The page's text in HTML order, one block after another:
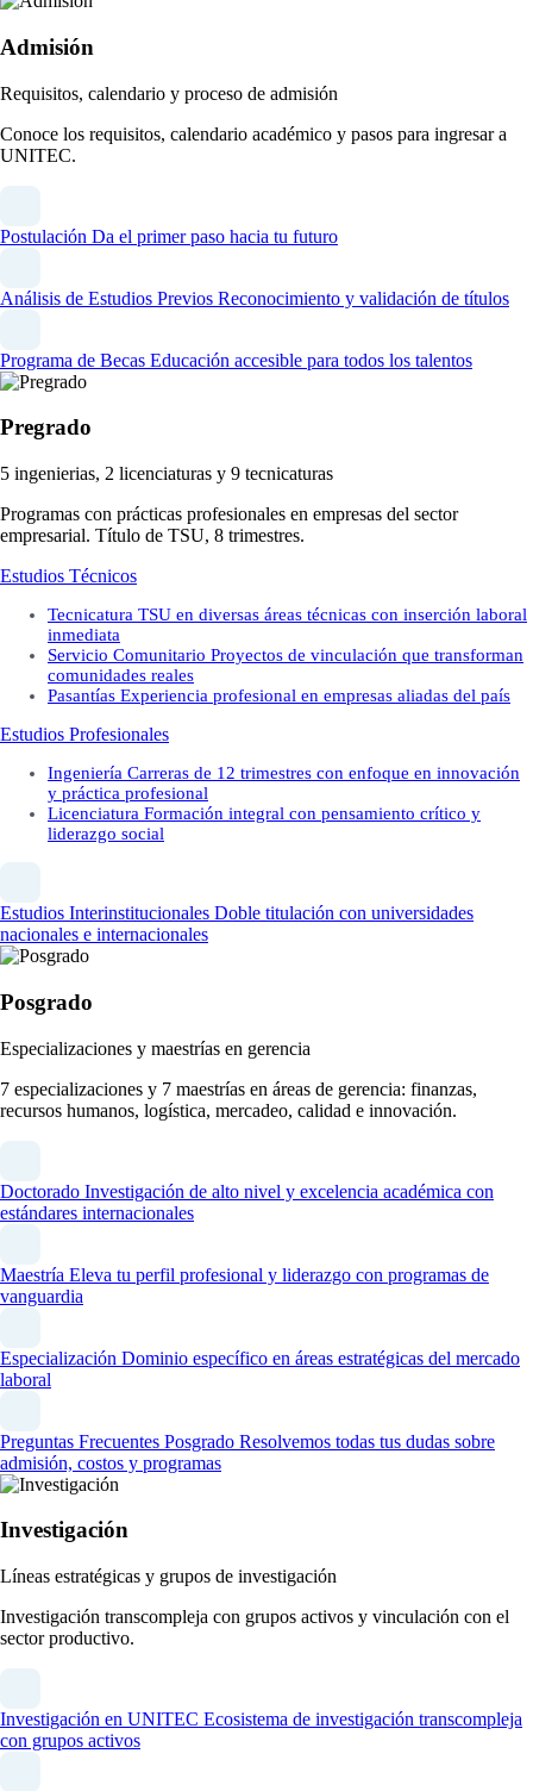
Admisión
Requisitos, calendario y proceso de admisión
Conoce los requisitos, calendario académico y pasos para ingresar a
UNITEC.
Postulación Da el primer paso hacia tu futuro
Análisis de Estudios Previos Reconocimiento y validación de títulos
Programa de Becas Educación accesible para todos los talentos
Pregrado
5 ingenierias, 2 licenciaturas y 9 tecnicaturas
Programas con prácticas profesionales en empresas del sector
empresarial. Título de TSU, 8 trimestres.
Estudios Técnicos
Tecnicatura TSU en diversas áreas técnicas con inserción laboral
inmediata
Servicio Comunitario Proyectos de vinculación que transforman
comunidades reales
Pasantías Experiencia profesional en empresas aliadas del país
Estudios Profesionales
Ingeniería Carreras de 12 trimestres con enfoque en innovación
y práctica profesional
Licenciatura Formación integral con pensamiento crítico y
liderazgo social
Estudios Interinstitucionales Doble titulación con universidades
nacionales e internacionales
Posgrado
Especializaciones y maestrías en gerencia
7 especializaciones y 7 maestrías en áreas de gerencia: finanzas,
recursos humanos, logística, mercadeo, calidad e innovación.
Doctorado Investigación de alto nivel y excelencia académica con
estándares internacionales
Maestría Eleva tu perfil profesional y liderazgo con programas de
vanguardia
Especialización Dominio específico en áreas estratégicas del mercado
laboral
Preguntas Frecuentes Posgrado Resolvemos todas tus dudas sobre
admisión, costos y programas
Investigación
Líneas estratégicas y grupos de investigación
Investigación transcompleja con grupos activos y vinculación con el
sector productivo.
Investigación en UNITEC Ecosistema de investigación transcompleja
con grupos activos